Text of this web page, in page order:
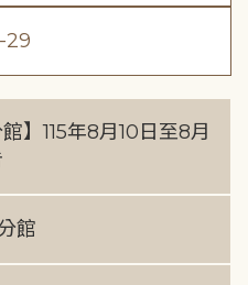
29
】115年8月10日至8月
館